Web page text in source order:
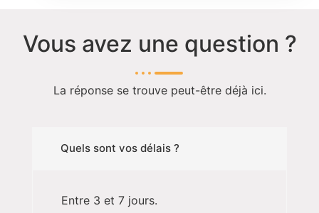
Vous avez une question ?
La réponse se trouve peut-être déjà ici.
Quels sont vos délais ?
Entre 3 et 7 jours.